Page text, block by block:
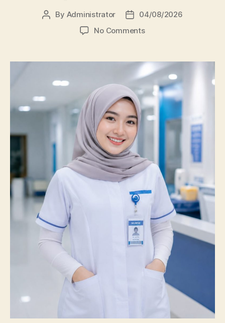
Post
By Administrator
Post04/08/2026
No Commentson
Unissula
Catatkan
Prestasi
Membanggakan,
100%
Mahasiswanya
Kompetensi
Nasional